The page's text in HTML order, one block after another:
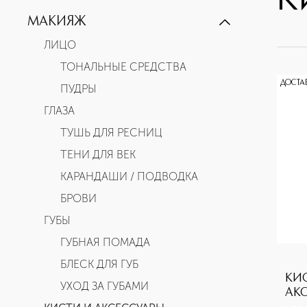
ЖЕНСКАЯ ПАРФЮМЕРИЯ
МАКИЯЖ
ЛИЦО
ТОНАЛЬНЫЕ СРЕДСТВА
ПУДРЫ
ГЛАЗА
ТУШЬ ДЛЯ РЕСНИЦ
ТЕНИ ДЛЯ ВЕК
КАРАНДАШИ / ПОДВОДКА
БРОВИ
ГУБЫ
ГУБНАЯ ПОМАДА
БЛЕСК ДЛЯ ГУБ
УХОД ЗА ГУБАМИ